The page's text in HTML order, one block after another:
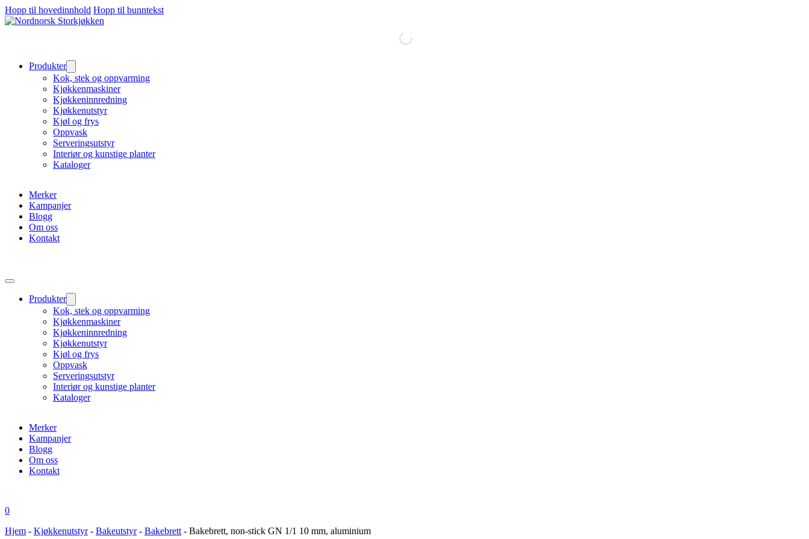
Hopp til hovedinnhold Hopp til bunntekst
Produkter
Kok, stek og oppvarming
Kjøkkenmaskiner
Kjøkkeninnredning
Kjøkkenutstyr
Kjøl og frys
Oppvask
Serveringsutstyr
Interiør og kunstige planter
Kataloger
Merker
Kampanjer
Blogg
Om oss
Kontakt
Produkter
Kok, stek og oppvarming
Kjøkkenmaskiner
Kjøkkeninnredning
Kjøkkenutstyr
Kjøl og frys
Oppvask
Serveringsutstyr
Interiør og kunstige planter
Kataloger
Merker
Kampanjer
Blogg
Om oss
Kontakt
0
Hjem - Kjøkkenutstyr- Bakeutstyr- Bakebrett - Bakebrett, non-stick GN 1/1 10 mm, aluminium